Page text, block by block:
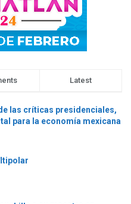
Latest
las críticas presidenciales,
para la economía mexicana